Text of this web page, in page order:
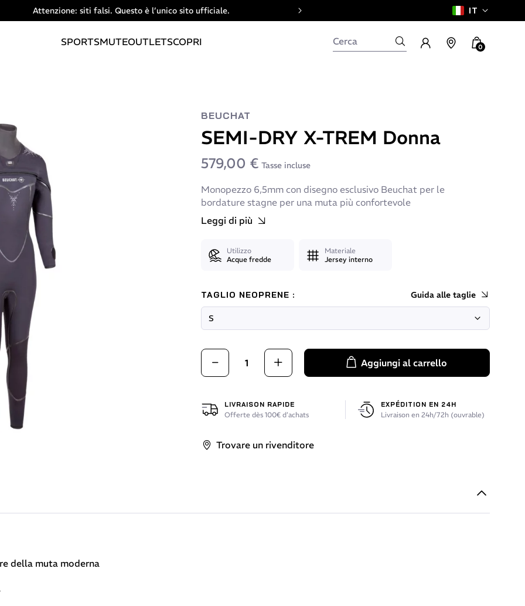
Attenzione: siti falsi. Questo è l’unico sito ufficiale. IT
SPORTSMUTEOUTLETSCOPRI 0
BEUCHAT
SEMI-DRY X-TREM Donna
579,00 € Tasse incluse
Monopezzo 6,5mm con disegno esclusivo Beuchat per le
bordature stagne per una muta più confortevole
Leggi di più
Utilizzo
Acque fredde
Materiale
Jersey interno
TAGLIO NEOPRENE : Guida alle taglie
Aggiungi al carrello
LIVRAISON RAPIDE
Offerte dès 100€ d’achats
EXPÉDITION EN 24H
Livraison en 24h/72h (ouvrable)
Trovare un rivenditore
della muta moderna